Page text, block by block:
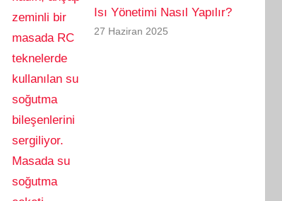
Isı Yönetimi Nasıl Yapılır?
27 Haziran 2025